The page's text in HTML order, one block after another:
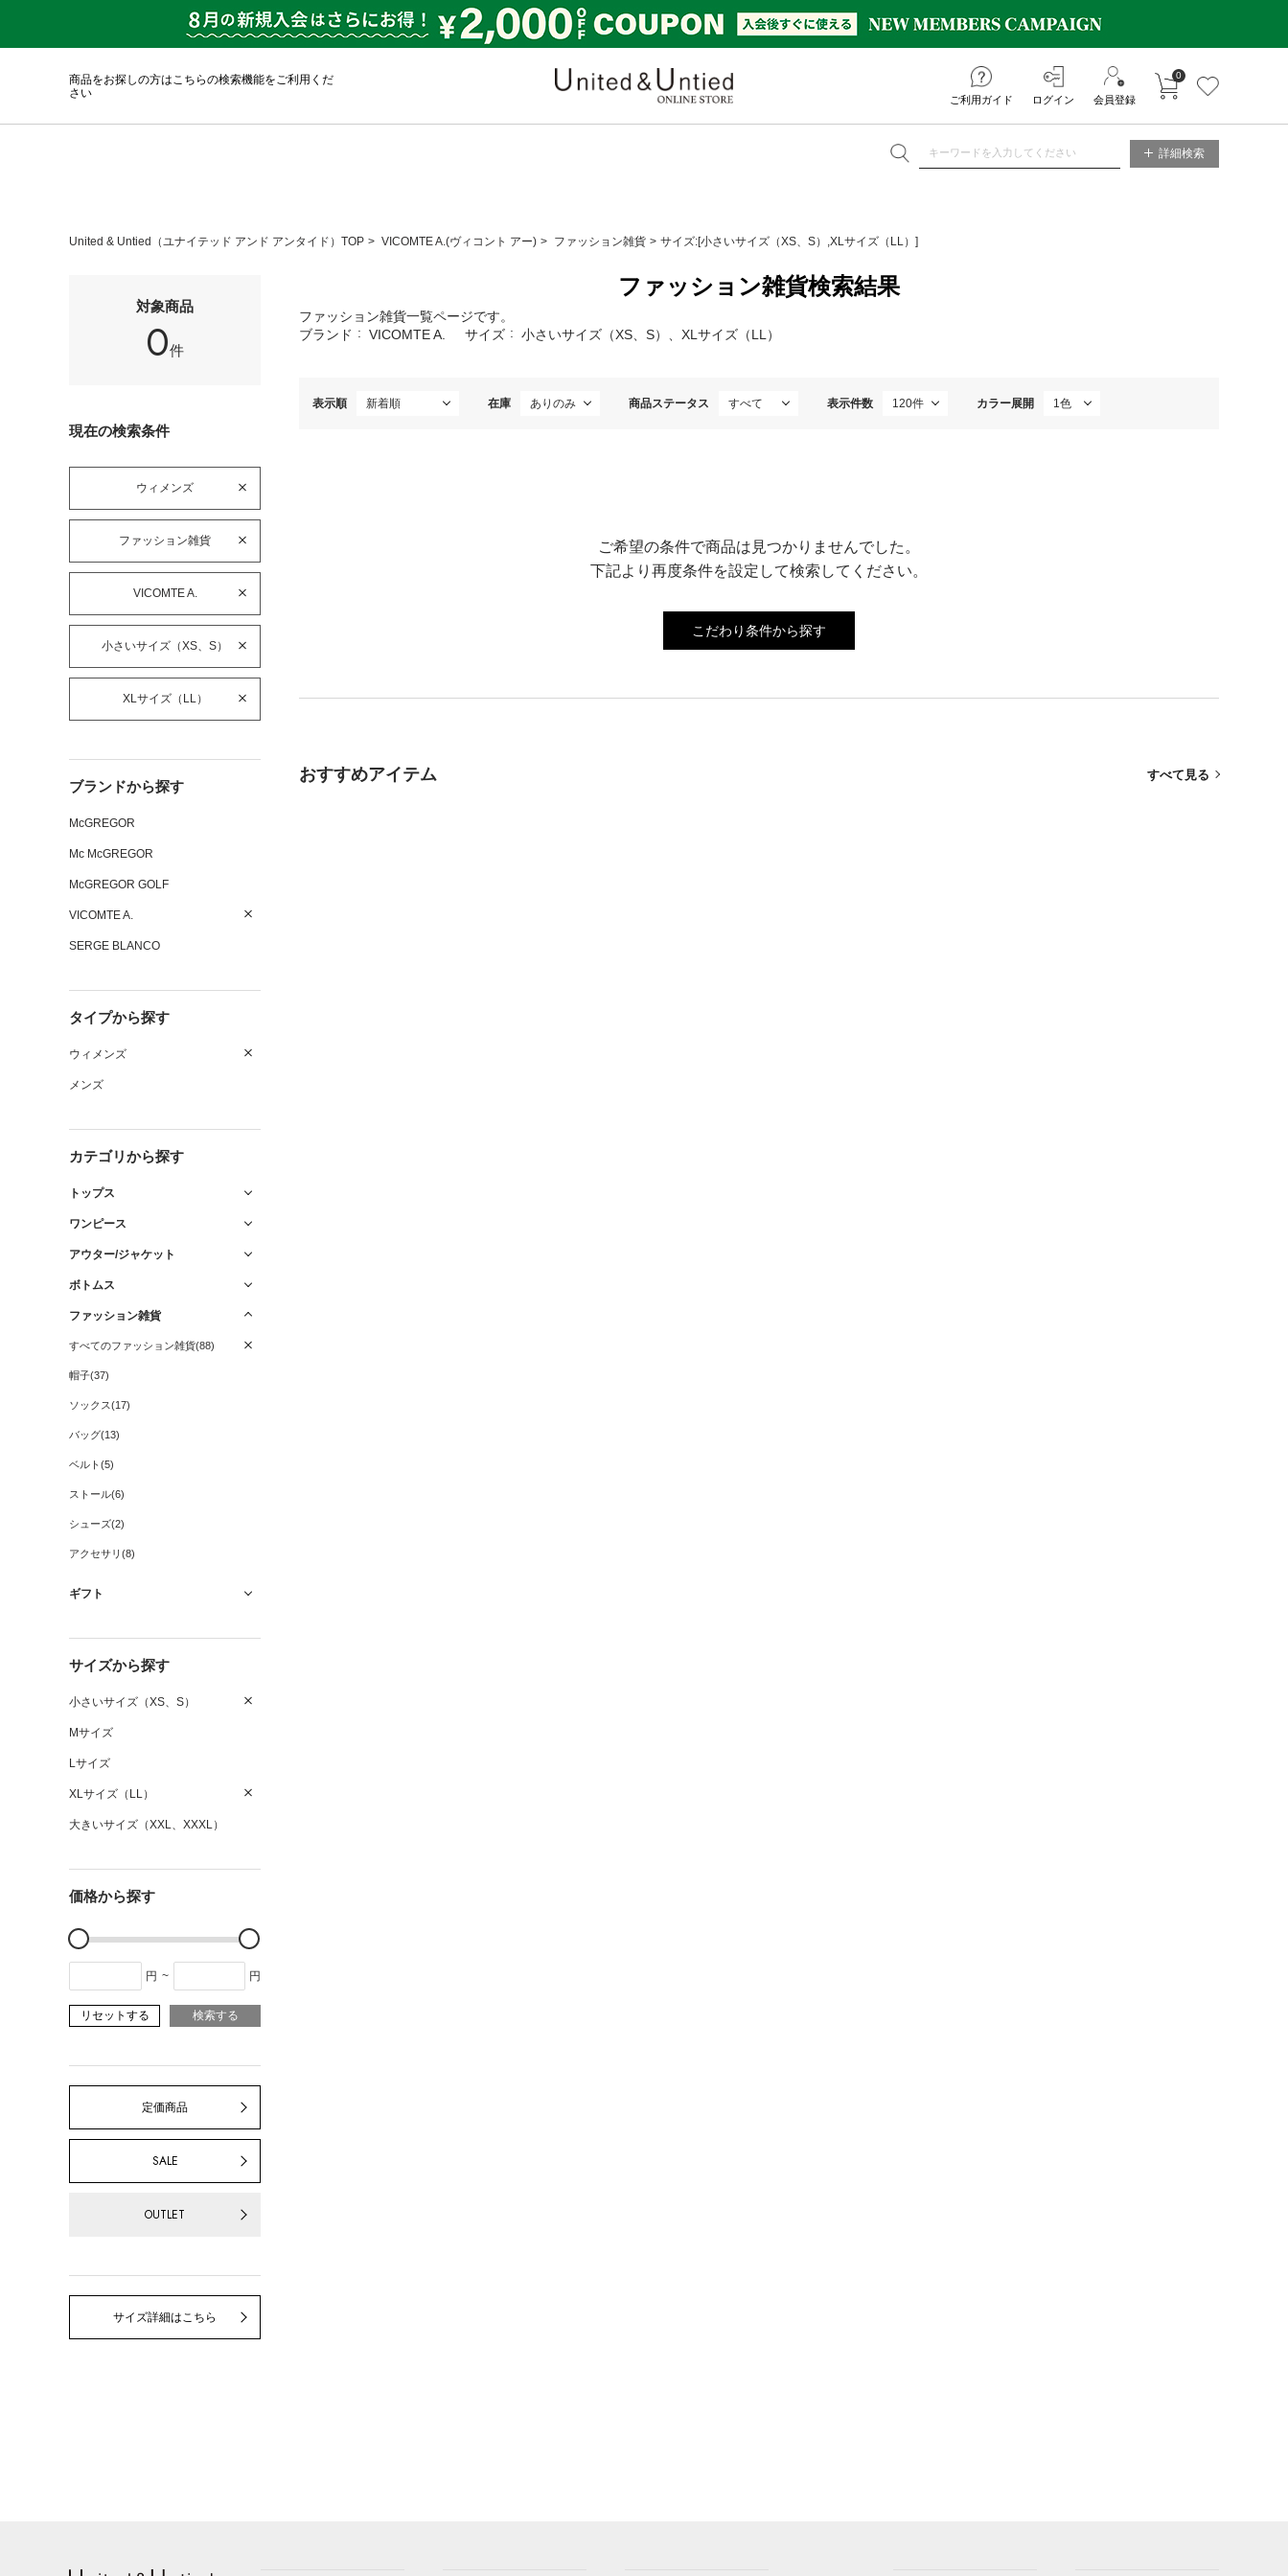
商品をお探しの方はこちらの検索機能をご利用くだ
さい
ご利用ガイド ログイン 会員登録
カートに入れる
0
詳細検索
United & Untied（ユナイテッド アンド アンタイド）TOP VICOMTE A.(ヴィコント アー) ファッション雑貨 サイズ:[小さいサイズ（XS、S）,XLサイズ（LL）]
対象商品
0件
現在の検索条件
ウィメンズ
ファッション雑貨
VICOMTE A.
小さいサイズ（XS、S）
XLサイズ（LL）
ブランドから探す
McGREGOR
Mc McGREGOR
McGREGOR GOLF
VICOMTE A.
SERGE BLANCO
タイプから探す
ウィメンズ
メンズ
カテゴリから探す
トップス
ワンピース
アウター/ジャケット
ボトムス
ファッション雑貨
すべてのファッション雑貨(88)
帽子(37)
ソックス(17)
バッグ(13)
ベルト(5)
ストール(6)
シューズ(2)
アクセサリ(8)
ギフト
サイズから探す
小さいサイズ（XS、S）
Mサイズ
Lサイズ
XLサイズ（LL）
大きいサイズ（XXL、XXXL）
価格から探す
円 ~ 円
リセットする 検索する
定価商品
SALE
OUTLET
サイズ詳細はこちら
ファッション雑貨検索結果
ファッション雑貨一覧ページです。
ブランド
VICOMTE A. サイズ 小さいサイズ（XS、S）、XLサイズ（LL）
表示順 在庫 商品ステータス 表示件数 カラー展開
ご希望の条件で商品は見つかりませんでした。
下記より再度条件を設定して検索してください。
こだわり条件から探す
おすすめアイテム すべて見る